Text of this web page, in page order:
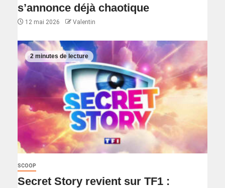
s’annonce déjà chaotique
12 mai 2026 Valentin
2 minutes de lecture
SCOOP
Secret Story revient sur TF1 :